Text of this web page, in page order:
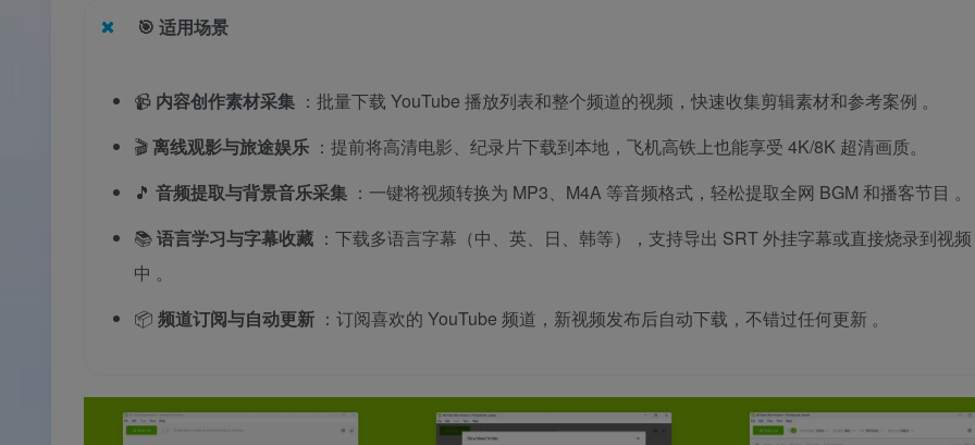
🎯 适用场景
📹 内容创作素材采集 ：批量下载 YouTube 播放列表和整个频道的视频，快速收集剪辑素材和参考案例 。
🎬离线观影与旅途娱乐 ：提前将高清电影、纪录片下载到本地，飞机高铁上也能享受 4K/8K 超清画质。
🎵 音频提取与背景音乐采集 ：一键将视频转换为 MP3、M4A 等音频格式，轻松提取全网 BGM 和播客节目 。
📚语言学习与字幕收藏 ：下载多语言字幕（中、英、日、韩等），支持导出 SRT 外挂字幕或直接烧录到视频
中 。
📦 频道订阅与自动更新 ：订阅喜欢的 YouTube 频道，新视频发布后自动下载，不错过任何更新 。